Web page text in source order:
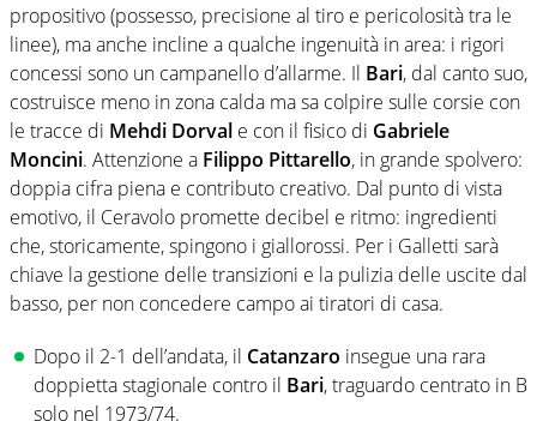
propositivo (possesso, precisione al tiro e pericolosità tra le
linee), ma anche incline a qualche ingenuità in area: i rigori
concessi sono un campanello d’allarme. Il Bari, dal canto suo,
costruisce meno in zona calda ma sa colpire sulle corsie con
le tracce di Mehdi Dorval e con il fisico di Gabriele
Moncini. Attenzione a Filippo Pittarello, in grande spolvero:
doppia cifra piena e contributo creativo. Dal punto di vista
emotivo, il Ceravolo promette decibel e ritmo: ingredienti
che, storicamente, spingono i giallorossi. Per i Galletti sarà
chiave la gestione delle transizioni e la pulizia delle uscite dal
basso, per non concedere campo ai tiratori di casa.
Dopo il 2-1 dell’andata, il Catanzaro insegue una rara
doppietta stagionale contro il Bari, traguardo centrato in B
solo nel 1973/74.